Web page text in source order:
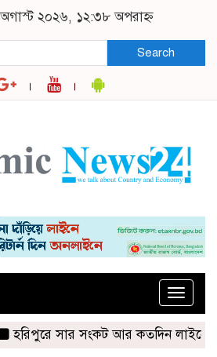
২০২৬, ১২:৩৮ অপরাহ্ন
Search
Toggle
সার সংকট আর কতদিন লাইনে